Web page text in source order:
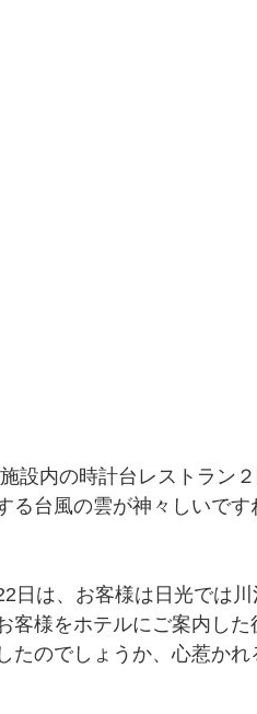
施設内の時計台レストラン
る台風の雲が神々しいです
日は、お客様は日光では
客様をホテルにご案内し
たのでしょうか、心惹か